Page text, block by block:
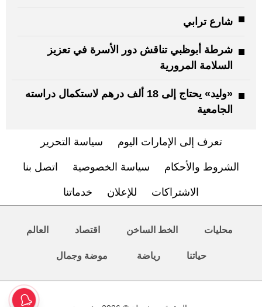
شارع ترابي
شرطة أبوظبي تناقش دور الأسرة في تعزيز
السلامة المرورية
«وليد» يحتاج إلى 18 ألف درهم لاستكمال دراسته
الجامعية
تعرف إلى الإمارات اليوم سياسة التحرير
الشروط والأحكام سياسة الخصوصية اتصل بنا
الاشتراكات للإعلان خدماتنا
محليات الخط الساخن اقتصاد العالم
حياتنا رياضة موضة وجمال